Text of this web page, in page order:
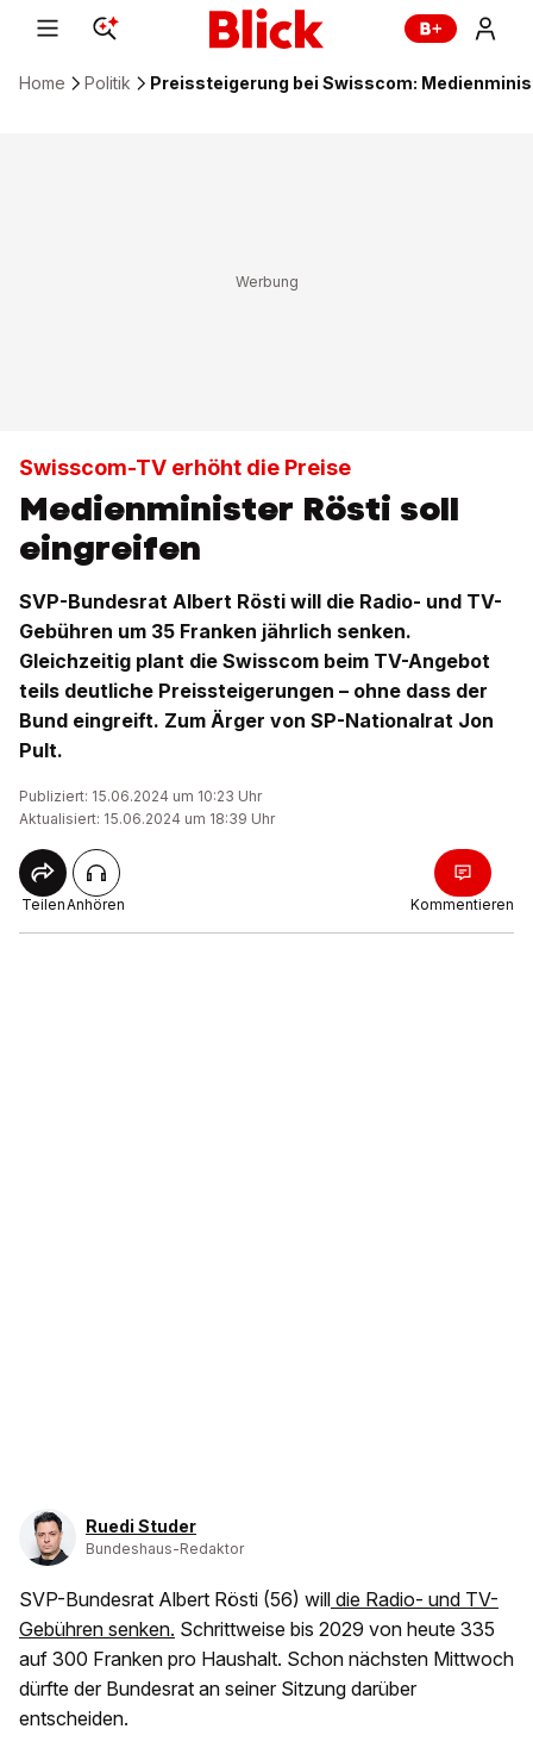
Home Politik Preissteigerung bei Swisscom:
Swisscom-TV erhöht die Preise
Medienminister Rösti soll
eingreifen
SVP-Bundesrat Albert Rösti will die Radio- und TV-
Gebühren um 35 Franken jährlich senken.
Gleichzeitig plant die Swisscom beim TV-Angebot
teils deutliche Preissteigerungen – ohne dass der
Bund eingreift. Zum Ärger von SP-Nationalrat Jon
Pult.
Publiziert: 15.06.2024 um 10:23 Uhr
Aktualisiert: 15.06.2024 um 18:39 Uhr
TeilenAnhören Kommentieren
Ruedi Studer
Bundeshaus-Redaktor
SVP-Bundesrat Albert Rösti (56) will die Radio- und TV-
Gebühren senken. Schrittweise bis 2029 von heute 335
auf 300 Franken pro Haushalt. Schon nächsten Mittwoch
dürfte der Bundesrat an seiner Sitzung darüber
entscheiden.